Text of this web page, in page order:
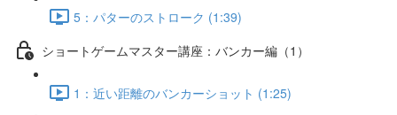
5：パターのストローク (1:39)
ショートゲームマスター講座：バンカー編（1）
1：近い距離のバンカーショット (1:25)